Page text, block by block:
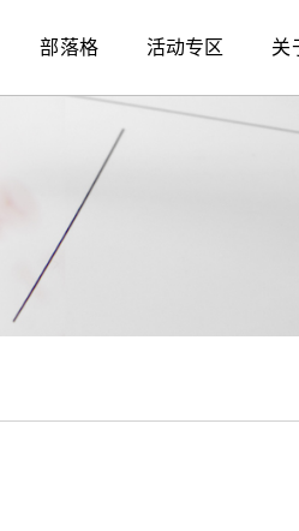
部落格 活动专区 关